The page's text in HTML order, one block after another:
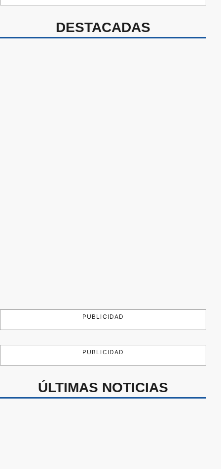
DESTACADAS
PUBLICIDAD
PUBLICIDAD
ÚLTIMAS NOTICIAS